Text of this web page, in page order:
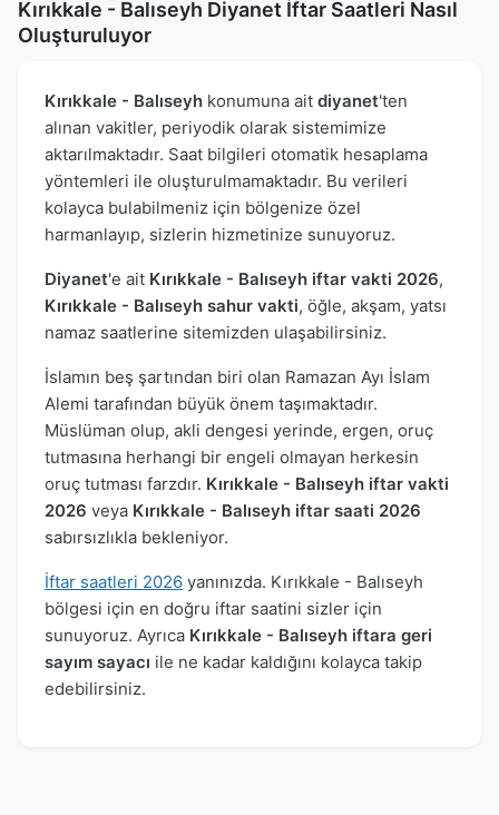
Kırıkkale - Balıseyh Diyanet İftar Saatleri Nasıl
Oluşturuluyor
Kırıkkale - Balıseyh konumuna ait diyanet'ten
alınan vakitler, periyodik olarak sistemimize
aktarılmaktadır. Saat bilgileri otomatik hesaplama
yöntemleri ile oluşturulmamaktadır. Bu verileri
kolayca bulabilmeniz için bölgenize özel
harmanlayıp, sizlerin hizmetinize sunuyoruz.
Diyanet'e ait Kırıkkale - Balıseyh iftar vakti 2026,
Kırıkkale - Balıseyh sahur vakti, öğle, akşam, yatsı
namaz saatlerine sitemizden ulaşabilirsiniz.
İslamın beş şartından biri olan Ramazan Ayı İslam
Alemi tarafından büyük önem taşımaktadır.
Müslüman olup, akli dengesi yerinde, ergen, oruç
tutmasına herhangi bir engeli olmayan herkesin
oruç tutması farzdır. Kırıkkale - Balıseyh iftar vakti
2026 veya Kırıkkale - Balıseyh iftar saati 2026
sabırsızlıkla bekleniyor.
İftar saatleri 2026 yanınızda. Kırıkkale - Balıseyh
bölgesi için en doğru iftar saatini sizler için
sunuyoruz. Ayrıca Kırıkkale - Balıseyh iftara geri
sayım sayacı ile ne kadar kaldığını kolayca takip
edebilirsiniz.